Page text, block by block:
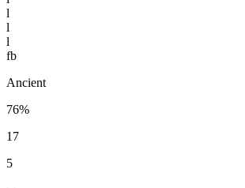
l
l
l
fb
Ancient
76%
17
5